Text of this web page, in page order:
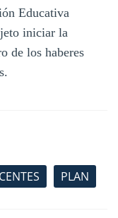
Educativa
iniciar la
de los haberes
PLAN